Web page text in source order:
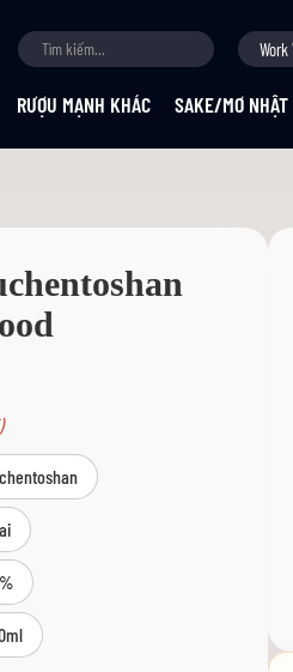
Work
RƯỢU MẠNH KHÁC SAKE/MƠ NHẬT